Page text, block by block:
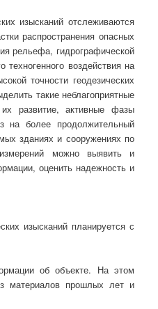
изысканий отслеживаются
распространения опасных
рельефа, гидрографической
техногенного воздействия на
точности геодезических
такие неблагоприятные
развитие, активные фазы
на более продолжительный
зданиях и сооружениях по
измерений можно выявить и
оценить надежность и
изысканий планируется с
об объекте. На этом
материалов прошлых лет и